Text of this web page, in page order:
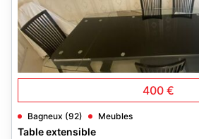
400 €
Bagneux (92) Meubles
Table extensible